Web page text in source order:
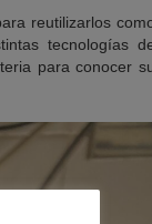
reutilizarlos
tecnologías
para conocer